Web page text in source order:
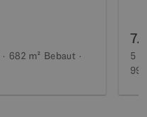
682 m² Bebaut
5